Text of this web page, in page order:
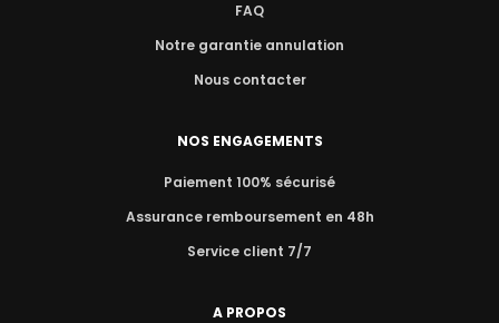
FAQ
Notre garantie annulation
Nous contacter
NOS ENGAGEMENTS
Paiement 100% sécurisé
Assurance remboursement en 48h
Service client 7/7
A PROPOS